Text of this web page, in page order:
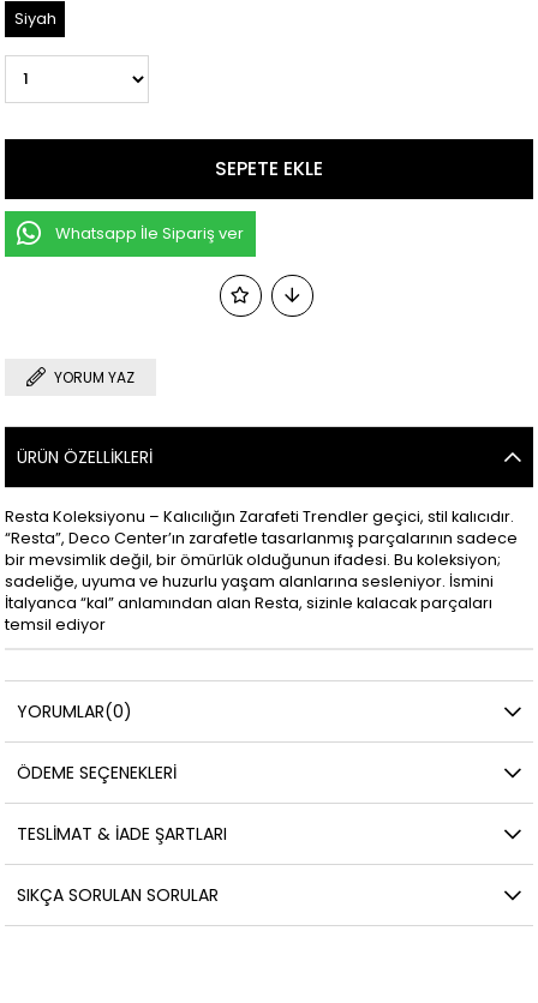
Siyah
Whatsapp İle Sipariş ver
YORUM YAZ
ÜRÜN ÖZELLIKLERI
Resta Koleksiyonu – Kalıcılığın Zarafeti Trendler geçici, stil kalıcıdır.
“Resta”, Deco Center’ın zarafetle tasarlanmış parçalarının sadece
bir mevsimlik değil, bir ömürlük olduğunun ifadesi. Bu koleksiyon;
sadeliğe, uyuma ve huzurlu yaşam alanlarına sesleniyor. İsmini
İtalyanca “kal” anlamından alan Resta, sizinle kalacak parçaları
temsil ediyor
YORUMLAR(0)
ÖDEME SEÇENEKLERI
TESLIMAT & İADE ŞARTLARI
SIKÇA SORULAN SORULAR